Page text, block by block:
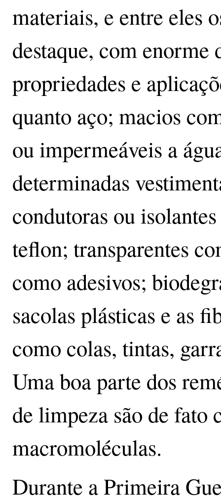
materiais, e entre eles
destaque, com enorme
propriedades e
quanto aço; macios
ou impermeáveis a
determinadas
condutoras ou
teflon; transparentes
como adesivos;
sacolas plásticas e as
como colas, tintas,
Uma boa parte dos
de limpeza são de fato
macromoléculas.
Durante a Primeira